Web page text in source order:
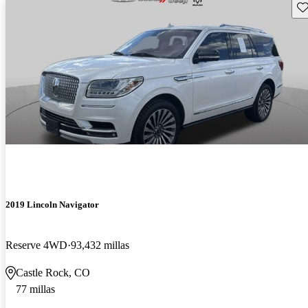
2019 Lincoln Navigator
Reserve 4WD 93,432 millas
Castle Rock, CO
77 millas